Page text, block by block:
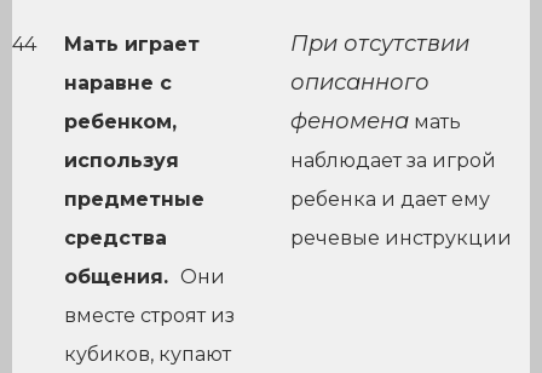
44
Мать играет
наравне с
ребенком,
используя
предметные
средства
общения. Они
вместе строят из
кубиков, купают
При отсутствии
описанного
феномена мать
наблюдает за игрой
ребенка и дает ему
речевые инструкции